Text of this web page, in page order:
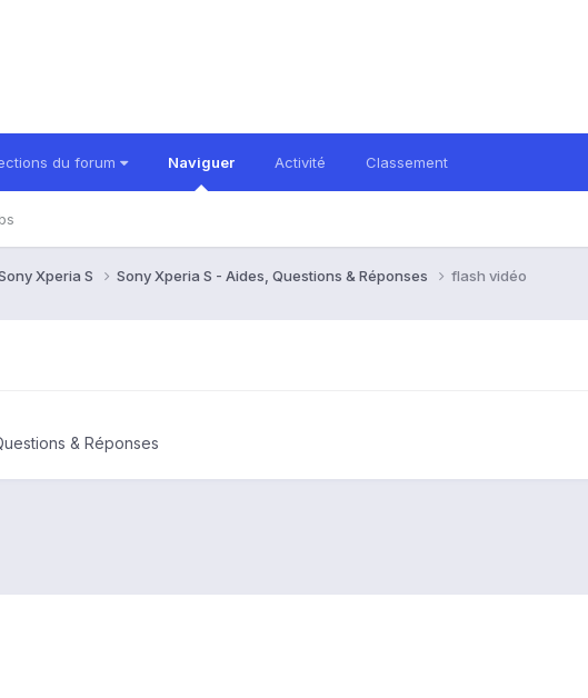
du forum Naviguer Activité Classement
Xperia S Sony Xperia S - Aides, Questions & Réponses flash vidéo
& Réponses